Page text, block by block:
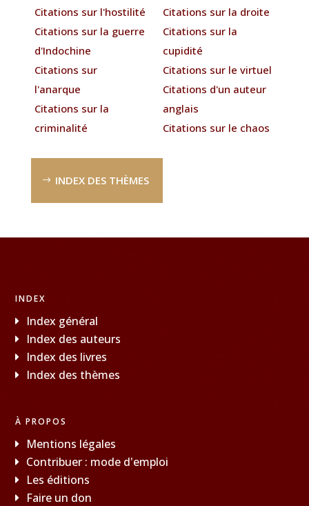
Citations sur l'hostilité
Citations sur la guerre
d'Indochine
Citations sur
l'anarque
Citations sur la
criminalité
Citations sur la droite
Citations sur la
cupidité
Citations sur le virtuel
Citations d'un auteur
anglais
Citations sur le chaos
INDEX DES THÈMES
INDEX
Index général
Index des auteurs
Index des livres
Index des thèmes
À PROPOS
Mentions légales
Contribuer : mode d'emploi
Les éditions
Faire un don